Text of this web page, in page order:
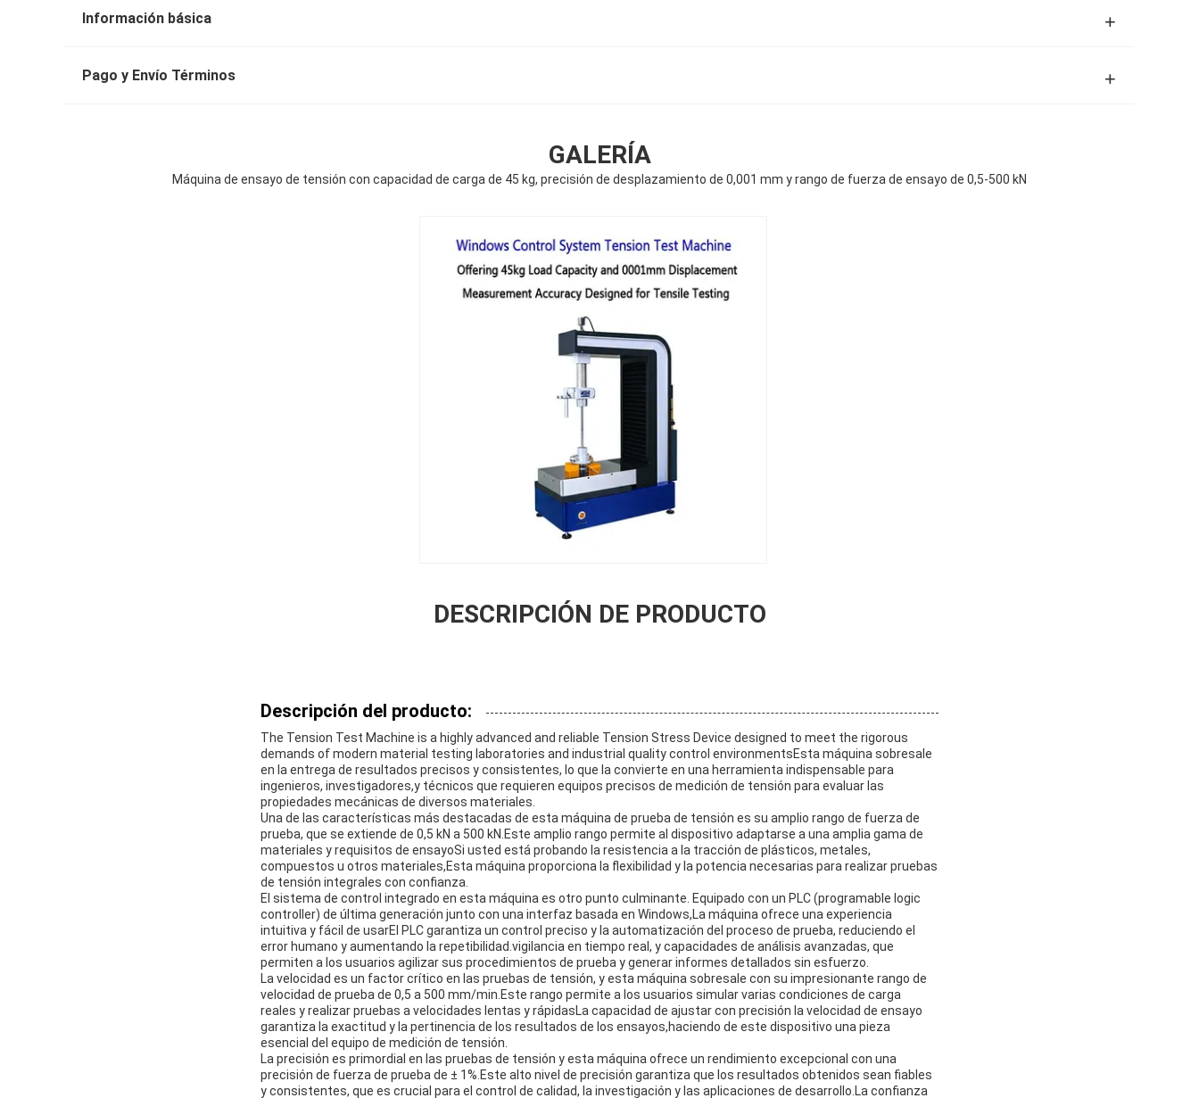
Información básica
Pago y Envío Términos
GALERÍA
Máquina de ensayo de tensión con capacidad de carga de 45 kg, precisión de desplazamiento de 0,001 mm y rango de fuerza de ensayo de 0,5-500 kN
DESCRIPCIÓN DE PRODUCTO
Descripción del producto:
The Tension Test Machine is a highly advanced and reliable Tension Stress Device designed to meet the rigorous
demands of modern material testing laboratories and industrial quality control environmentsEsta máquina sobresale
en la entrega de resultados precisos y consistentes, lo que la convierte en una herramienta indispensable para
ingenieros, investigadores,y técnicos que requieren equipos precisos de medición de tensión para evaluar las
propiedades mecánicas de diversos materiales.
Una de las características más destacadas de esta máquina de prueba de tensión es su amplio rango de fuerza de
prueba, que se extiende de 0,5 kN a 500 kN.Este amplio rango permite al dispositivo adaptarse a una amplia gama de
materiales y requisitos de ensayoSi usted está probando la resistencia a la tracción de plásticos, metales,
compuestos u otros materiales,Esta máquina proporciona la flexibilidad y la potencia necesarias para realizar pruebas
de tensión integrales con confianza.
El sistema de control integrado en esta máquina es otro punto culminante. Equipado con un PLC (programable logic
controller) de última generación junto con una interfaz basada en Windows,La máquina ofrece una experiencia
intuitiva y fácil de usarEl PLC garantiza un control preciso y la automatización del proceso de prueba, reduciendo el
error humano y aumentando la repetibilidad.vigilancia en tiempo real, y capacidades de análisis avanzadas, que
permiten a los usuarios agilizar sus procedimientos de prueba y generar informes detallados sin esfuerzo.
La velocidad es un factor crítico en las pruebas de tensión, y esta máquina sobresale con su impresionante rango de
velocidad de prueba de 0,5 a 500 mm/min.Este rango permite a los usuarios simular varias condiciones de carga
reales y realizar pruebas a velocidades lentas y rápidasLa capacidad de ajustar con precisión la velocidad de ensayo
garantiza la exactitud y la pertinencia de los resultados de los ensayos,haciendo de este dispositivo una pieza
esencial del equipo de medición de tensión.
La precisión es primordial en las pruebas de tensión y esta máquina ofrece un rendimiento excepcional con una
precisión de fuerza de prueba de ± 1%.Este alto nivel de precisión garantiza que los resultados obtenidos sean fiables
y consistentes, que es crucial para el control de calidad, la investigación y las aplicaciones de desarrollo.La confianza